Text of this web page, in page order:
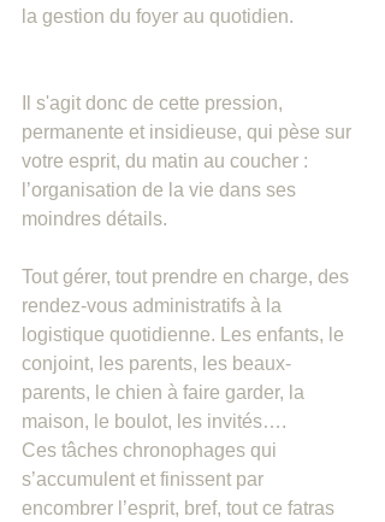
la gestion du foyer au quotidien.
Il s'agit donc de cette pression,
permanente et insidieuse, qui pèse sur
votre esprit, du matin au coucher :
l’organisation de la vie dans ses
moindres détails.
Tout gérer, tout prendre en charge, des
rendez-vous administratifs à la
logistique quotidienne. Les enfants, le
conjoint, les parents, les beaux-
parents, le chien à faire garder, la
maison, le boulot, les invités….
Ces tâches chronophages qui
s’accumulent et finissent par
encombrer l’esprit, bref, tout ce fatras